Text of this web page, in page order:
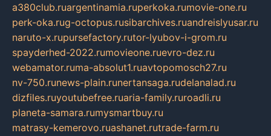
a380club.ruargentinamia.ruperkoka.rumovie-one.ru
perk-oka.rug-octopus.rusibarchives.ruandreislyusar.ru
naruto-x.rupursefactory.rutor-lyubov-i-grom.ru
spayderhed-2022.rumovieone.ruevro-dez.ru
webamator.ruma-absolut1.ruavtopomosch27.ru
nv-750.runews-plain.runertansaga.rudelanalad.ru
dizfiles.ruyoutubefree.ruaria-family.ruroadli.ru
planeta-samara.rumysmartbuy.ru
matrasy-kemerovo.ruashanet.rutrade-farm.ru